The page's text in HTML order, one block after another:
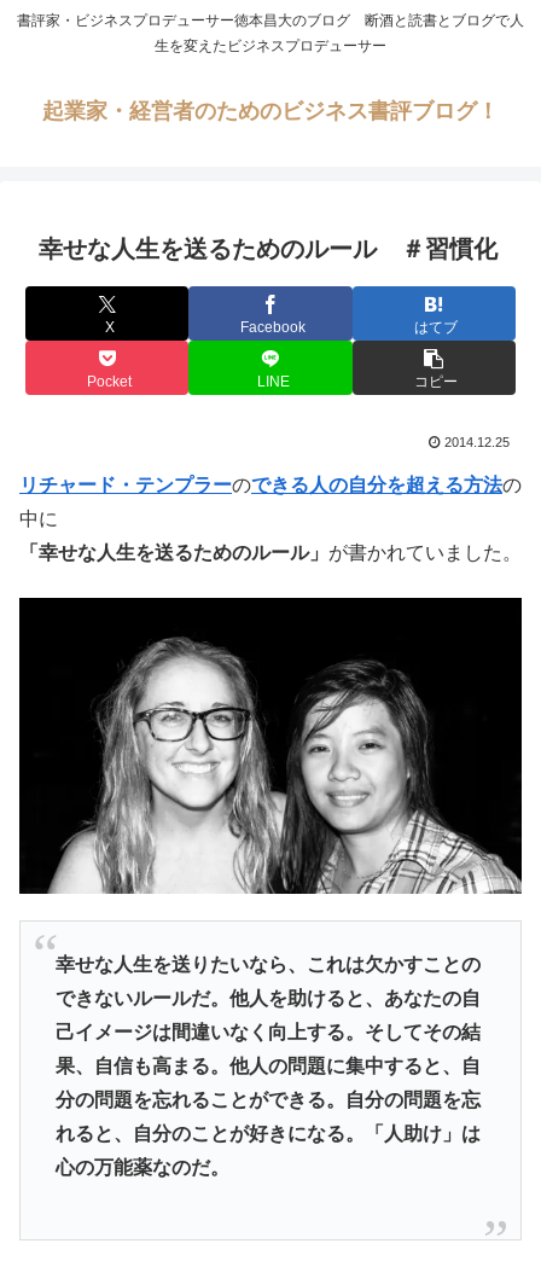
書評家・ビジネスプロデューサー徳本昌大のブログ 断酒と読書とブログで人
生を変えたビジネスプロデューサー
起業家・経営者のためのビジネス書評ブログ！
幸せな人生を送るためのルール ＃習慣化
X Facebook はてブ
Pocket LINE コピー
2014.12.25
リチャード・テンプラーのできる人の自分を超える方法の
中に
「幸せな人生を送るためのルール」 が書かれていました。
幸せな人生を送りたいなら、これは欠かすことの
できないルールだ。他人を助けると、あなたの自
己イメージは間違いなく向上する。そしてその結
果、自信も高まる。他人の問題に集中すると、自
分の問題を忘れることができる。自分の問題を忘
れると、自分のことが好きになる。「人助け」は
心の万能薬なのだ。